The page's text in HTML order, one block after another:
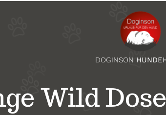
DOGINSON
Wild